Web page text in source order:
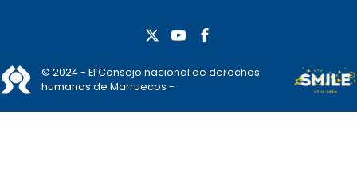
© 2024 - El Consejo nacional de derechos
humanos de Marruecos -